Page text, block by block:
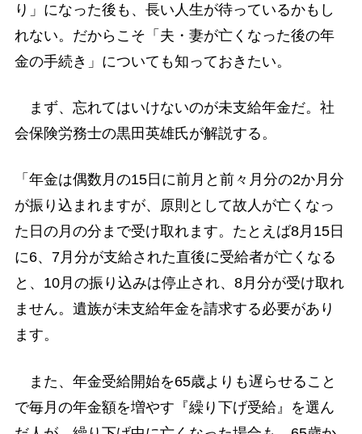
り」になった後も、長い人生が待っているかもし
れない。だからこそ「夫・妻が亡くなった後の年
金の手続き」についても知っておきたい。
まず、忘れてはいけないのが未支給年金だ。社
会保険労務士の黒田英雄氏が解説する。
「年金は偶数月の15日に前月と前々月分の2か月分
が振り込まれますが、原則として故人が亡くなっ
た日の月の分まで受け取れます。たとえば8月15日
に6、7月分が支給された直後に受給者が亡くなる
と、10月の振り込みは停止され、8月分が受け取れ
ません。遺族が未支給年金を請求する必要があり
ます。
また、年金受給開始を65歳よりも遅らせること
で毎月の年金額を増やす『繰り下げ受給』を選ん